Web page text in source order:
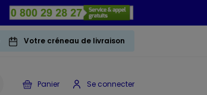
Votre créneau de livraison
Panier Se connecter